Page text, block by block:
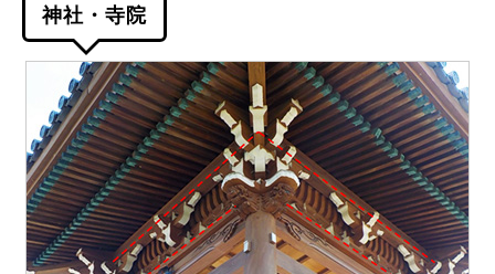
神社・寺院